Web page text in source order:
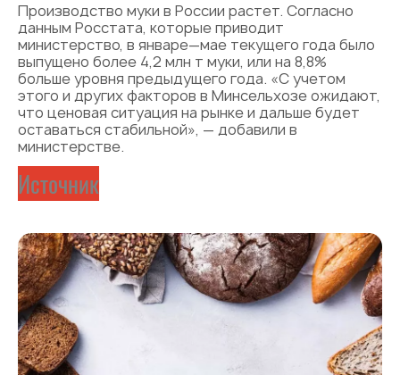
Производство муки в России растет. Согласно
данным Росстата, которые приводит
министерство, в январе—мае текущего года было
выпущено более 4,2 млн т муки, или на 8,8%
больше уровня предыдущего года. «С учетом
этого и других факторов в Минсельхозе ожидают,
что ценовая ситуация на рынке и дальше будет
оставаться стабильной», — добавили в
министерстве.
Источник